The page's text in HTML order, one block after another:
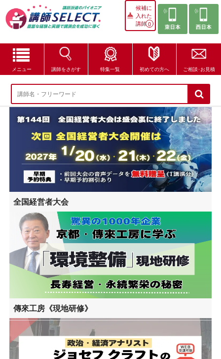
候補に
入れた
講師0
メニュー 講師をさがす 特集一覧 初めての方へ ご相談･お見積
講師をさがす
特集一覧
講師セレクトが選ばれる理由
ブログ・コラム
はじめての方へ
ご相談・お見積
全国経営者大会
傳來工房《現地研修》